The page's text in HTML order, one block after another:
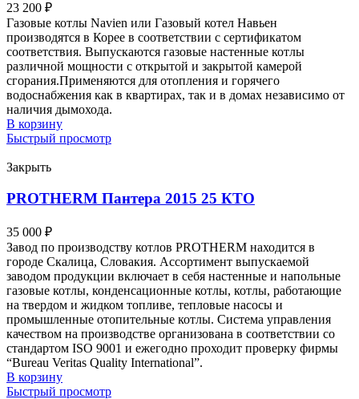
23 200 ₽
Газовые котлы Navien или Газовый котел Навьен
производятся в Корее в соответствии с сертификатом
соответствия. Выпускаются газовые настенные котлы
различной мощности с открытой и закрытой камерой
сгорания.Применяются для отопления и горячего
водоснабжения как в квартирах, так и в домах независимо от
наличия дымохода.
В корзину
Быстрый просмотр
Закрыть
PROTHERM Пантера 2015 25 КТО
35 000 ₽
Завод по производству котлов PROTHERM находится в
городе Скалица, Словакия. Ассортимент выпускаемой
заводом продукции включает в себя настенные и напольные
газовые котлы, конденсационные котлы, котлы, работающие
на твердом и жидком топливе, тепловые насосы и
промышленные отопительные котлы. Система управления
качеством на производстве организована в соответствии со
стандартом ISO 9001 и ежегодно проходит проверку фирмы
“Bureau Veritas Quality International”.
В корзину
Быстрый просмотр